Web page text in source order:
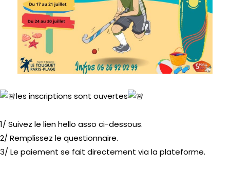
les inscriptions sont ouvertes
1/ Suivez le lien hello asso ci-dessous.
2/ Remplissez le questionnaire.
3/ Le paiement se fait directement via la plateforme.